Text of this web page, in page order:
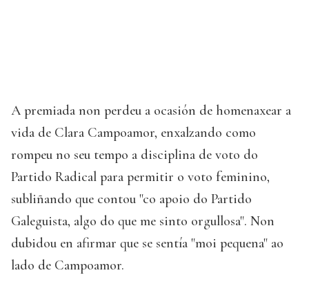
A premiada non perdeu a ocasión de homenaxear a
vida de Clara Campoamor, enxalzando como
rompeu no seu tempo a disciplina de voto do
Partido Radical para permitir o voto feminino,
subliñando que contou "co apoio do Partido
Galeguista, algo do que me sinto orgullosa". Non
dubidou en afirmar que se sentía "moi pequena" ao
lado de Campoamor.